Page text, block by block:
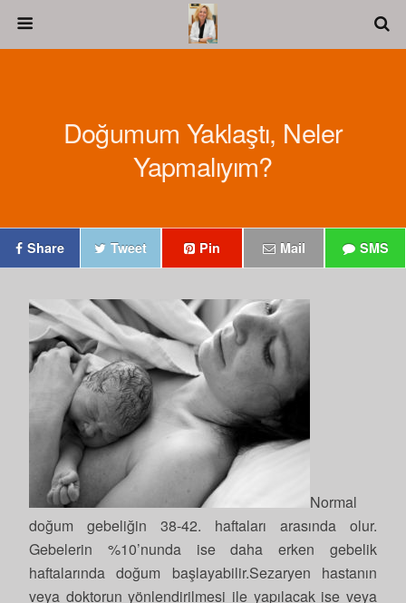
Doğumum Yaklaştı, Neler
Yapmalıyım?
Share Tweet Pin Mail SMS
Normal
doğum gebeliğin 38-42. haftaları arasında olur.
Gebelerin %10’nunda ise daha erken gebelik
haftalarında doğum başlayabilir.Sezaryen hastanın
veya doktorun yönlendirilmesi ile yapılacak ise veya